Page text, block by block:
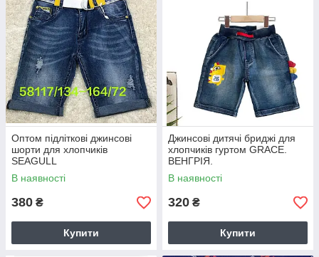
Оптом підліткові джинсові
шорти для хлопчиків
SEAGULL
В наявності
380 ₴
Купити
Джинсові дитячі бриджі для
хлопчиків гуртом GRACE.
ВЕНГРІЯ.
В наявності
320 ₴
Купити